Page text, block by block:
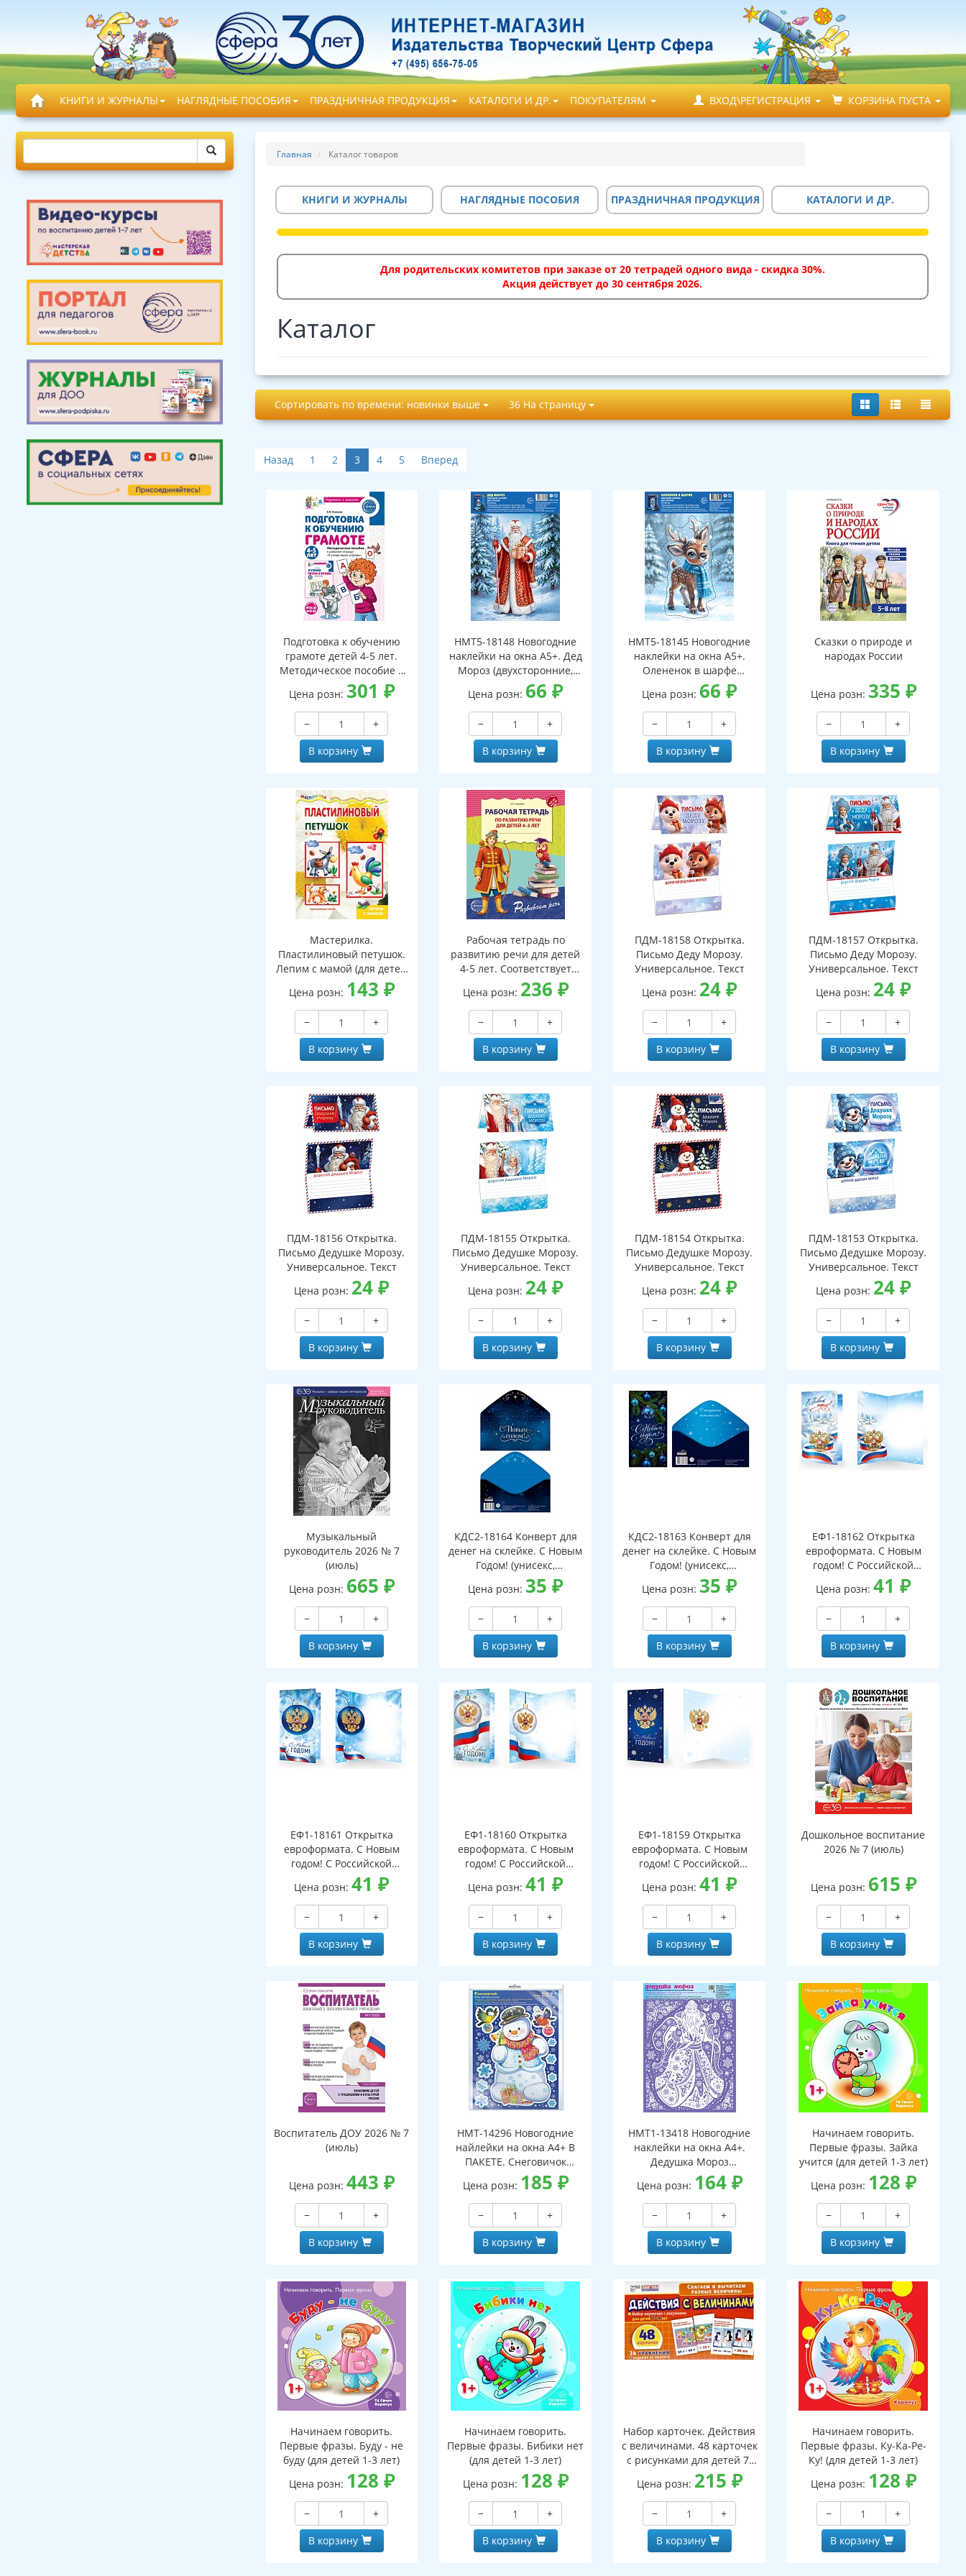
КНИГИ И ЖУРНАЛЫ НАГЛЯДНЫЕ ПОСОБИЯ ПРАЗДНИЧНАЯ ПРОДУКЦИЯ КАТАЛОГИ И ДР. ПОКУПАТЕЛЯМ ВХОД\РЕГИСТРАЦИЯ КОРЗИНА ПУСТА
Главная Каталог товаров
КНИГИ И ЖУРНАЛЫ НАГЛЯДНЫЕ ПОСОБИЯ ПРАЗДНИЧНАЯ ПРОДУКЦИЯ КАТАЛОГИ И ДР.
Для родительских комитетов при заказе от 20 тетрадей одного вида - скидка 30%.
Акция действует до 30 сентября 2026.
Каталог
Сортировать по времени: новинки выше 36 На страницу
Назад 1 2 3 4 5 Вперед
Подготовка к обучению
грамоте детей 4-5 лет.
Методическое пособие к
рабочей тетради "Я узнаю
звуки и буквы"
Цена розн: 301 ₽
−
+
В корзину
НМТ5-18148 Новогодние
наклейки на окна А5+. Дед
Мороз (двухсторонние,
видны с обеих сторон,
многоразовые)
Цена розн: 66₽
−
+
В корзину
НМТ5-18145 Новогодние
наклейки на окна А5+.
Олененок в шарфе
(двухсторонние, видны с
обеих сторон,
многоразовые)
Цена розн: 66₽
−
+
В корзину
Сказки о природе и
народах России
Цена розн: 335 ₽
−
+
В корзину
Мастерилка.
Пластилиновый петушок.
Лепим с мамой (для детей
5-7 лет)
Цена розн: 143 ₽
−
+
В корзину
Рабочая тетрадь по
развитию речи для детей
4-5 лет. Соответствует
ФГОС ДО - 3-е изд испр.
Цена розн: 236 ₽
−
+
В корзину
ПДМ-18158 Открытка.
Письмо Деду Морозу.
Универсальное. Текст
Цена розн: 24₽
−
+
В корзину
ПДМ-18157 Открытка.
Письмо Деду Морозу.
Универсальное. Текст
Цена розн: 24₽
−
+
В корзину
ПДМ-18156 Открытка.
Письмо Дедушке Морозу.
Универсальное. Текст
Цена розн: 24₽
−
+
В корзину
ПДМ-18155 Открытка.
Письмо Дедушке Морозу.
Универсальное. Текст
Цена розн: 24₽
−
+
В корзину
ПДМ-18154 Открытка.
Письмо Дедушке Морозу.
Универсальное. Текст
Цена розн: 24₽
−
+
В корзину
ПДМ-18153 Открытка.
Письмо Дедушке Морозу.
Универсальное. Текст
Цена розн: 24₽
−
+
В корзину
Музыкальный
руководитель 2026 № 7
(июль)
Цена розн: 665 ₽
−
+
В корзину
КДС2-18164 Конверт для
денег на склейке. С Новым
Годом! (унисекс,
серебряная фольга)
Цена розн: 35₽
−
+
В корзину
КДС2-18163 Конверт для
денег на склейке. С Новым
Годом! (унисекс,
серебряная фольга)
Цена розн: 35₽
−
+
В корзину
ЕФ1-18162 Открытка
евроформата. С Новым
годом! С Российской
символикой. Без текста
(серебряная фольга)
Цена розн:41₽
−
+
В корзину
ЕФ1-18161 Открытка
евроформата. С Новым
годом! С Российской
символикой. Без текста
(серебряная фольга)
Цена розн:41₽
−
+
В корзину
ЕФ1-18160 Открытка
евроформата. С Новым
годом! С Российской
символикой. Без текста
(серебряная фольга)
Цена розн:41₽
−
+
В корзину
ЕФ1-18159 Открытка
евроформата. С Новым
годом! С Российской
символикой. Без текста
(серебряная фольга)
Цена розн:41₽
−
+
В корзину
Дошкольное воспитание
2026 № 7 (июль)
Цена розн: 615 ₽
−
+
В корзину
Воспитатель ДОУ 2026 № 7
(июль)
Цена розн: 443 ₽
−
+
В корзину
НМТ-14296 Новогодние
найлейки на окна А4+ В
ПАКЕТЕ. Снеговичок
(серебряная
металлизация,
многоразовые)
Цена розн: 185 ₽
−
+
В корзину
НМТ1-13418 Новогодние
наклейки на окна А4+.
Дедушка Мороз
(пластизоль,
многоразовые)
Цена розн: 164₽
−
+
В корзину
Начинаем говорить.
Первые фразы. Зайка
учится (для детей 1-3 лет)
Цена розн: 128 ₽
−
+
В корзину
Начинаем говорить.
Первые фразы. Буду - не
буду (для детей 1-3 лет)
Цена розн: 128 ₽
−
+
В корзину
Начинаем говорить.
Первые фразы. Бибики нет
(для детей 1-3 лет)
Цена розн: 128 ₽
−
+
В корзину
Набор карточек. Действия
с величинами. 48 карточек
с рисунками для детей 7-
9лет. 24 уравнения с
заданиями на обороте
Цена розн: 215 ₽
−
+
В корзину
Начинаем говорить.
Первые фразы. Ку-Ка-Ре-
Ку! (для детей 1-3 лет)
Цена розн: 128 ₽
−
+
В корзину